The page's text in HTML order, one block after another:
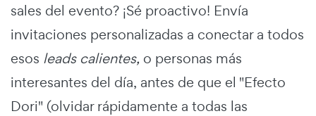
sales del evento? ¡Sé proactivo! Envía
invitaciones personalizadas a conectar a todos
esos leads calientes, o personas más
interesantes del día, antes de que el "Efecto
Dori" (olvidar rápidamente a todas las